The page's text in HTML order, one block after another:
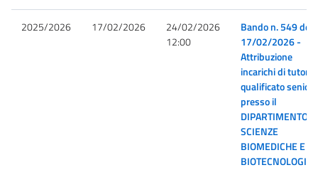
2025/2026 17/02/2026
24/02/2026
12:00
Bando n. 549 del
17/02/2026 -
Attribuzione
incarichi di tutor
qualificato senior
presso il
DIPARTIMENTO
SCIENZE
BIOMEDICHE E